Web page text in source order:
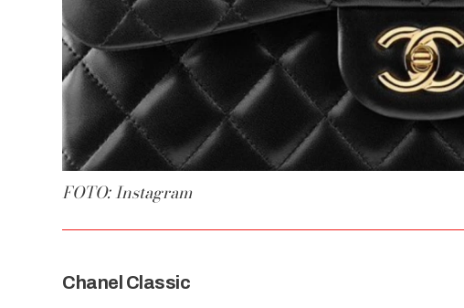
FOTO: Instagram
Chanel Classic